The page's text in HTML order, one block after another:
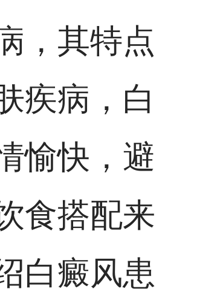
，其特点
疾病，白
愉快，避
食搭配来
白癜风患